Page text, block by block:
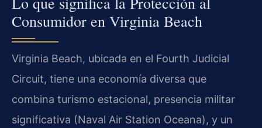
Consumidor en Virginia Beach
Virginia Beach, ubicada en el Fourth Judicial
Circuit, tiene una economía diversa que
combina turismo estacional, presencia militar
significativa (Naval Air Station Oceana), y un